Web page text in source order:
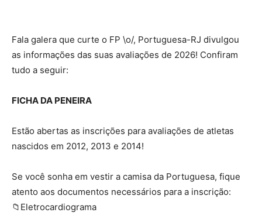
Fala galera que curte o FP \o/, Portuguesa-RJ divulgou
as informações das suas avaliações de 2026! Confiram
tudo a seguir:
FICHA DA PENEIRA
Estão abertas as inscrições para avaliações de atletas
nascidos em 2012, 2013 e 2014!
Se você sonha em vestir a camisa da Portuguesa, fique
atento aos documentos necessários para a inscrição:
📁Eletrocardiograma